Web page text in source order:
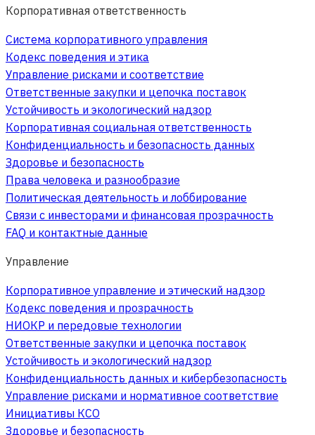
Корпоративная ответственность
Система корпоративного управления
Кодекс поведения и этика
Управление рисками и соответствие
Ответственные закупки и цепочка поставок
Устойчивость и экологический надзор
Корпоративная социальная ответственность
Конфиденциальность и безопасность данных
Здоровье и безопасность
Права человека и разнообразие
Политическая деятельность и лоббирование
Связи с инвесторами и финансовая прозрачность
FAQ и контактные данные
Управление
Корпоративное управление и этический надзор
Кодекс поведения и прозрачность
НИОКР и передовые технологии
Ответственные закупки и цепочка поставок
Устойчивость и экологический надзор
Конфиденциальность данных и кибербезопасность
Управление рисками и нормативное соответствие
Инициативы КСО
Здоровье и безопасность